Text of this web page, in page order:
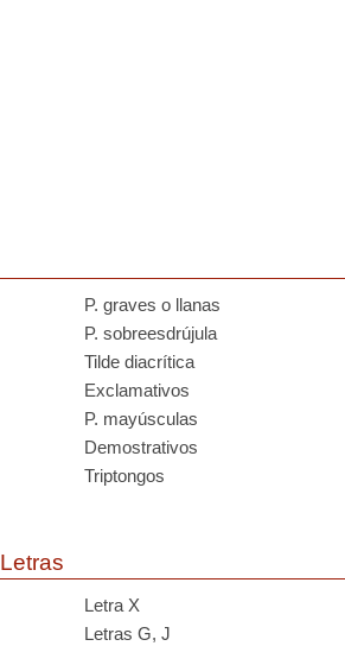
P. graves o llanas
P. sobreesdrújula
Tilde diacrítica
Exclamativos
P. mayúsculas
Demostrativos
Triptongos
Letra X
Letras G, J